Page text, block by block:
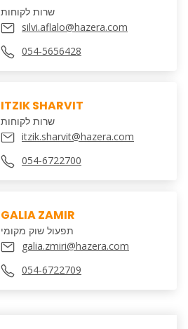
שרות לקוחות
silvi.aflalo@hazera.com
054-5656428
ITZIK SHARVIT
שרות לקוחות
itzik.sharvit@hazera.com
054-6722700
GALIA ZAMIR
תפעול שוק מקומי
galia.zmiri@hazera.com
054-6722709